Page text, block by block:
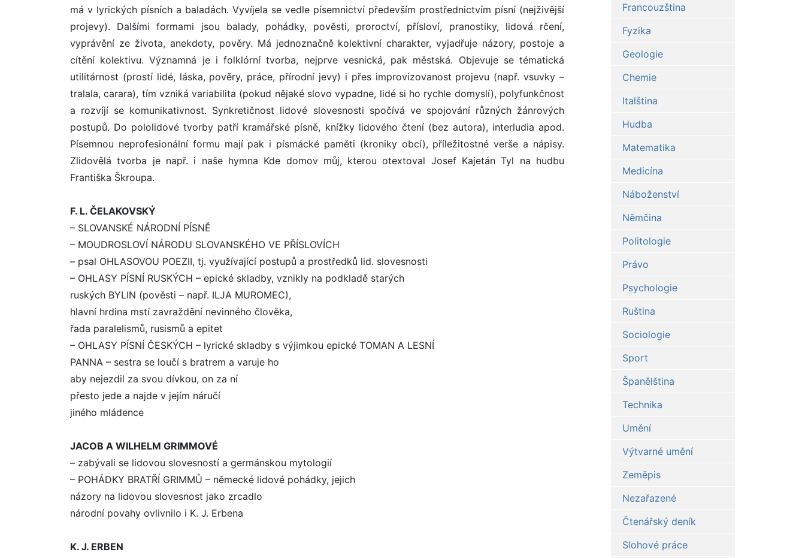
má v lyrických písních a baladách. Vyvíjela se vedle písemnictví především prostřednictvím písní (nejživější
projevy). Dalšími formami jsou balady, pohádky, pověsti, proroctví, přísloví, pranostiky, lidová rčení,
vyprávění ze života, anekdoty, pověry. Má jednoznačně kolektivní charakter, vyjadřuje názory, postoje a
cítění kolektivu. Významná je i folklórní tvorba, nejprve vesnická, pak městská. Objevuje se tématická
utilitárnost (prostí lidé, láska, pověry, práce, přírodní jevy) i přes improvizovanost projevu (např. vsuvky –
tralala, carara), tím vzniká variabilita (pokud nějaké slovo vypadne, lidé si ho rychle domyslí), polyfunkčnost
a rozvíjí se komunikativnost. Synkretičnost lidové slovesnosti spočívá ve spojování různých žánrových
postupů. Do pololidové tvorby patří kramářské písně, knížky lidového čtení (bez autora), interludia apod.
Písemnou neprofesionální formu mají pak i písmácké paměti (kroniky obcí), příležitostné verše a nápisy.
Zlidovělá tvorba je např. i naše hymna Kde domov můj, kterou otextoval Josef Kajetán Tyl na hudbu
Františka Škroupa.
F. L. ČELAKOVSKÝ
– SLOVANSKÉ NÁRODNÍ PÍSNĚ
– MOUDROSLOVÍ NÁRODU SLOVANSKÉHO VE PŘÍSLOVÍCH
– psal OHLASOVOU POEZII, tj. využívající postupů a prostředků lid. slovesnosti
– OHLASY PÍSNÍ RUSKÝCH – epické skladby, vznikly na podkladě starých
ruských BYLIN (pověsti – např. ILJA MUROMEC),
hlavní hrdina mstí zavraždění nevinného člověka,
řada paralelismů, rusismů a epitet
– OHLASY PÍSNÍ ČESKÝCH – lyrické skladby s výjimkou epické TOMAN A LESNÍ
PANNA – sestra se loučí s bratrem a varuje ho
aby nejezdil za svou dívkou, on za ní
přesto jede a najde v jejím náručí
jiného mládence
JACOB A WILHELM GRIMMOVÉ
– zabývali se lidovou slovesností a germánskou mytologií
– POHÁDKY BRATŘÍ GRIMMŮ – německé lidové pohádky, jejich
názory na lidovou slovesnost jako zrcadlo
národní povahy ovlivnilo i K. J. Erbena
K. J. ERBEN
Francouzština
Fyzika
Geologie
Chemie
Italština
Hudba
Matematika
Medicína
Náboženství
Němčina
Politologie
Právo
Psychologie
Ruština
Sociologie
Sport
Španělština
Technika
Umění
Výtvarné umění
Zeměpis
Nezařazené
Čtenářský deník
Slohové práce